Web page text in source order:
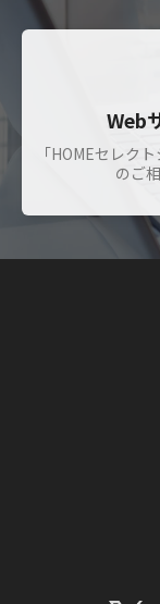
Web
「HOMEセレク
のご